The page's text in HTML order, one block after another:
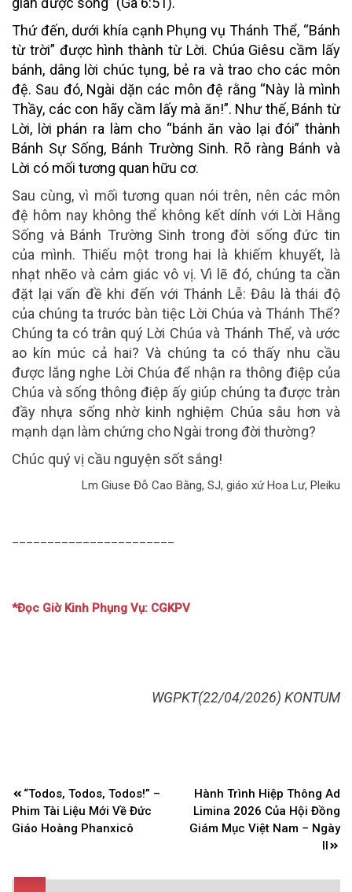
Thứ đến, dưới khía cạnh Phụng vụ Thánh Thể, “Bánh
từ trời” được hình thành từ Lời. Chúa Giêsu cầm lấy
bánh, dâng lời chúc tụng, bẻ ra và trao cho các môn
đệ. Sau đó, Ngài dặn các môn đệ rằng “Này là mình
Thầy, các con hãy cầm lấy mà ăn!”. Như thế, Bánh từ
Lời, lời phán ra làm cho “bánh ăn vào lại đói” thành
Bánh Sự Sống, Bánh Trường Sinh. Rõ ràng Bánh và
Lời có mối tương quan hữu cơ.
Sau cùng, vì mối tương quan nói trên, nên các môn
đệ hôm nay không thể không kết dính với Lời Hằng
Sống và Bánh Trường Sinh trong đời sống đức tin
của mình. Thiếu một trong hai là khiếm khuyết, là
nhạt nhẽo và cảm giác vô vị. Vì lẽ đó, chúng ta cần
đặt lại vấn đề khi đến với Thánh Lễ: Đâu là thái độ
của chúng ta trước bàn tiệc Lời Chúa và Thánh Thể?
Chúng ta có trân quý Lời Chúa và Thánh Thể, và ước
ao kín múc cả hai? Và chúng ta có thấy nhu cầu
được lắng nghe Lời Chúa để nhận ra thông điệp của
Chúa và sống thông điệp ấy giúp chúng ta được tràn
đầy nhựa sống nhờ kinh nghiệm Chúa sâu hơn và
mạnh dạn làm chứng cho Ngài trong đời thường?
Chúc quý vị cầu nguyện sốt sắng!
Lm Giuse Đỗ Cao Bằng, SJ, giáo xứ Hoa Lư, Pleiku
*Đọc Giờ Kinh Phụng Vụ: CGKPV
WGPKT(22/04/2026) KONTUM
Điều
hướng
bài
“Todos, Todos, Todos!” –
Phim Tài Liệu Mới Về Đức
Giáo Hoàng Phanxicô
Hành Trình Hiệp Thông Ad
Limina 2026 Của Hội Đồng
Giám Mục Việt Nam – Ngày
II